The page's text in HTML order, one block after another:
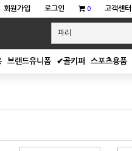
회원가입 로그인 0 고객센터
브랜드유니폼 ✔골키퍼 스포츠용품